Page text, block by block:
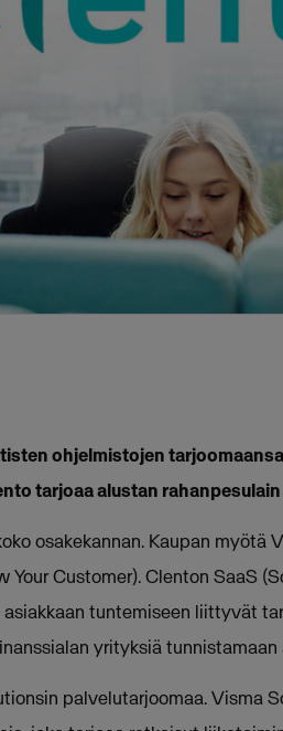
ohjelmistojen
tarjoaa alustan
osakekannan. Kaupan myötä
Your Customer). Clenton SaaS
tuntemiseen liittyvät
yrityksiä tunnistamaan
palvelutarjoomaa. Visma